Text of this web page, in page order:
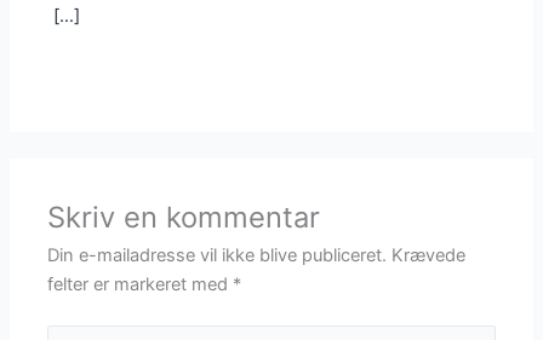
[…]
Skriv en kommentar
Din e-mailadresse vil ikke blive publiceret. Krævede
felter er markeret med *